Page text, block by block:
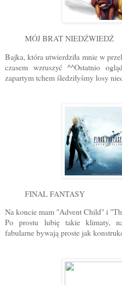
MÓJ BRAT NIEDŹWIEDŹ
Bajka, która utwierdziła mnie w
czasem wzruszyć ^^Ostatnio
zapartym tchem śledziłyśmy losy
FINAL FANTASY
Na koncie mam "Advent Child" i
Po prostu lubię takie klimaty,
fabularne bywają proste jak